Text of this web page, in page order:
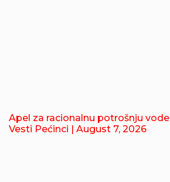
Apel za racionalnu potrošnju vode
Vesti Pećinci | August 7, 2026